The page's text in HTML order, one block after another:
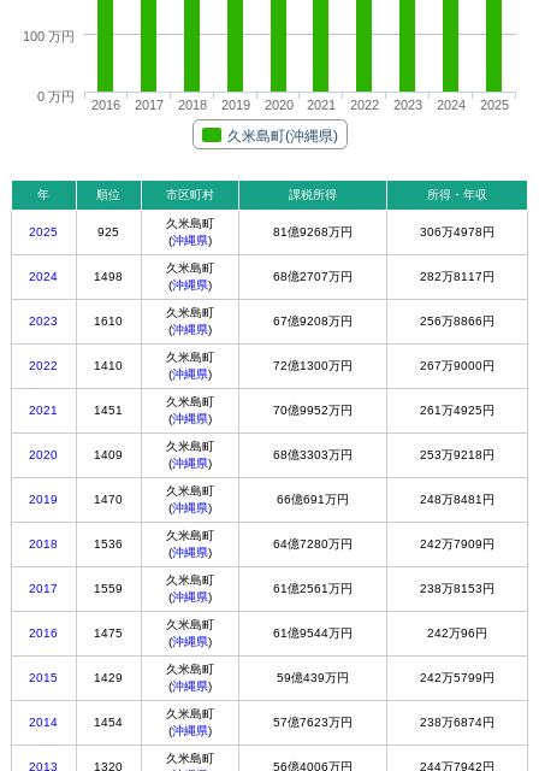
久米島町(沖縄県)
2016 2017 2018 2019 2020 2021 2022 2023 2024 2025
0 万円
100 万円
年 順位 市区町村 課税所得 所得・年収
2025 925
久米島町
(沖縄県)
81億9268万円 306万4978円
2024 1498
久米島町
(沖縄県)
68億2707万円 282万8117円
2023 1610
久米島町
(沖縄県)
67億9208万円 256万8866円
2022 1410
久米島町
(沖縄県)
72億1300万円 267万9000円
2021 1451
久米島町
(沖縄県)
70億9952万円 261万4925円
2020 1409
久米島町
(沖縄県)
68億3303万円 253万9218円
2019 1470
久米島町
(沖縄県)
66億691万円 248万8481円
2018 1536
久米島町
(沖縄県)
64億7280万円 242万7909円
2017 1559
久米島町
(沖縄県)
61億2561万円 238万8153円
2016 1475
久米島町
(沖縄県)
61億9544万円 242万96円
2015 1429
久米島町
(沖縄県)
59億439万円 242万5799円
2014 1454
久米島町
(沖縄県)
57億7623万円 238万6874円
2013 1320
久米島町
56億4006万円 244万7942円